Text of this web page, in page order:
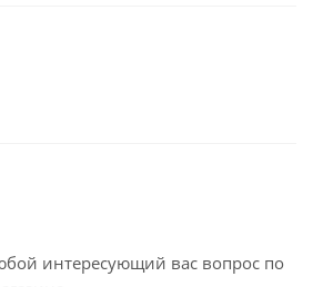
интересующий вас вопрос по